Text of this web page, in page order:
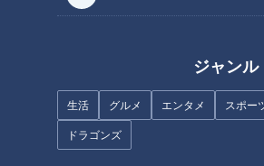
ジャンル
生活 グルメ エンタメ スポー
ドラゴンズ
冷たいを超えて痛い！？真冬の
長良川にふんどし姿で入水する
岐阜市の奇祭「池ノ上禊祭」で
5連発！